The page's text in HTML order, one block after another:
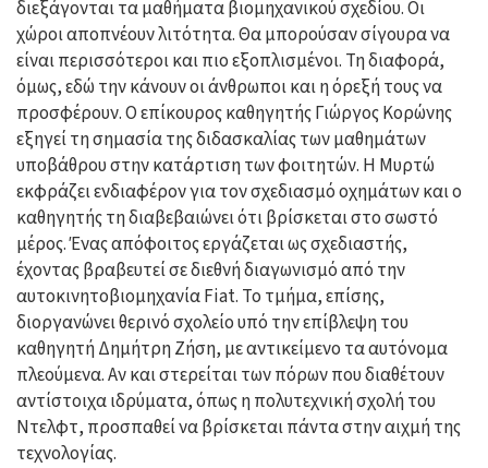
διεξάγονται τα μαθήματα βιομηχανικού σχεδίου. Οι
χώροι αποπνέουν λιτότητα. Θα μπορούσαν σίγουρα να
είναι περισσότεροι και πιο εξοπλισμένοι. Τη διαφορά,
όμως, εδώ την κάνουν οι άνθρωποι και η όρεξή τους να
προσφέρουν. Ο επίκουρος καθηγητής Γιώργος Κορώνης
εξηγεί τη σημασία της διδασκαλίας των μαθημάτων
υποβάθρου στην κατάρτιση των φοιτητών. Η Μυρτώ
εκφράζει ενδιαφέρον για τον σχεδιασμό οχημάτων και ο
καθηγητής τη διαβεβαιώνει ότι βρίσκεται στο σωστό
μέρος. Ένας απόφοιτος εργάζεται ως σχεδιαστής,
έχοντας βραβευτεί σε διεθνή διαγωνισμό από την
αυτοκινητοβιομηχανία Fiat. Το τμήμα, επίσης,
διοργανώνει θερινό σχολείο υπό την επίβλεψη του
καθηγητή Δημήτρη Ζήση, με αντικείμενο τα αυτόνομα
πλεούμενα. Αν και στερείται των πόρων που διαθέτουν
αντίστοιχα ιδρύματα, όπως η πολυτεχνική σχολή του
Ντελφτ, προσπαθεί να βρίσκεται πάντα στην αιχμή της
τεχνολογίας.